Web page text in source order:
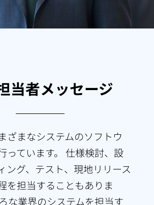
当者メッセージ
ざまなシステムのソフトウ
っています。 仕様検討、設
ング、テスト、現地リリース
を担当することもありま
な業界のシステムを担当す